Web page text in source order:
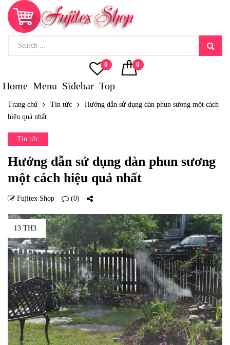
0 0
Home Menu Sidebar Top
Trang chủ Tin tức
Hướng dẫn sử dụng dàn phun sương một cách
hiệu quả nhất
Tin tức
Hướng dẫn sử dụng dàn phun sương
một cách hiệu quả nhất
Fujitex Shop (0)
13 TH3